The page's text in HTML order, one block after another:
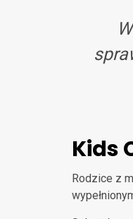
Kids
Rodzice z